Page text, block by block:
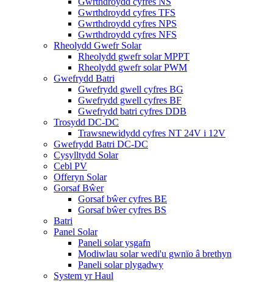
Gwrthdroydd cyfres TFS
Gwrthdroydd cyfres NPS
Gwrthdroydd cyfres NFS
Rheolydd Gwefr Solar
Rheolydd gwefr solar MPPT
Rheolydd gwefr solar PWM
Gwefrydd Batri
Gwefrydd gwell cyfres BG
Gwefrydd gwell cyfres BF
Gwefrydd batri cyfres DDB
Trosydd DC-DC
Trawsnewidydd cyfres NT 24V i 12V
Gwefrydd Batri DC-DC
Cysylltydd Solar
Cebl PV
Offeryn Solar
Gorsaf Bŵer
Gorsaf bŵer cyfres BE
Gorsaf bŵer cyfres BS
Batri
Panel Solar
Paneli solar ysgafn
Modiwlau solar wedi'u gwnïo â brethyn
Paneli solar plygadwy
System yr Haul